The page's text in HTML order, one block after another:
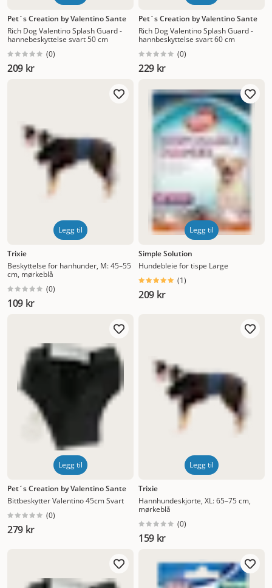
Pet´s Creation by Valentino Sante
Rich Dog Valentino Splash Guard -
hannebeskyttelse svart 50 cm
(0)
209 kr
Pet´s Creation by Valentino Sante
Rich Dog Valentino Splash Guard -
hannbeskyttelse svart 60 cm
(0)
229 kr
Legg til
Trixie
Beskyttelse for hanhunder, M: 45–55
cm, mørkeblå
(0)
109 kr
Legg til
Simple Solution
Hundebleie for tispe Large
(1)
209 kr
Legg til
Pet´s Creation by Valentino Sante
Bittbeskytter Valentino 45cm Svart
(0)
279 kr
Legg til
Trixie
Hannhundeskjorte, XL: 65–75 cm,
mørkeblå
(0)
159 kr